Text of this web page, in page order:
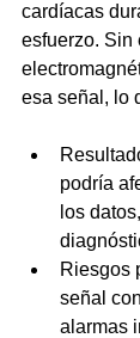
cardíacas
esfuerzo. Sin
esa señal, lo
podría
los
Riesgos
señal
alarmas